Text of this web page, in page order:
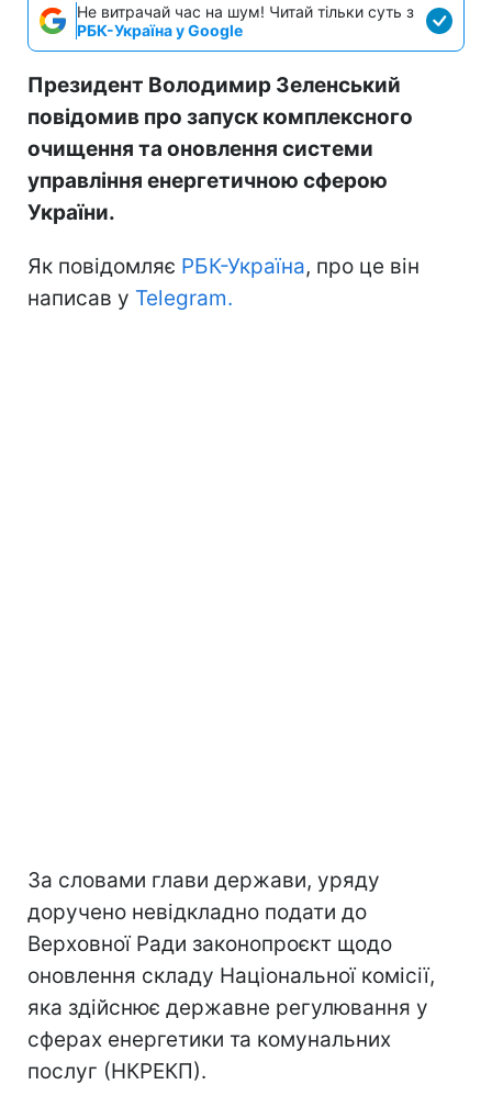
Не витрачай час на шум! Читай тільки суть з
РБК-Україна у Google
Президент Володимир Зеленський
повідомив про запуск комплексного
очищення та оновлення системи
управління енергетичною сферою
України.
Як повідомляє РБК-Україна, про це він
написав у Telegram.
За словами глави держави, уряду
доручено невідкладно подати до
Верховної Ради законопроєкт щодо
оновлення складу Національної комісії,
яка здійснює державне регулювання у
сферах енергетики та комунальних
послуг (НКРЕКП).